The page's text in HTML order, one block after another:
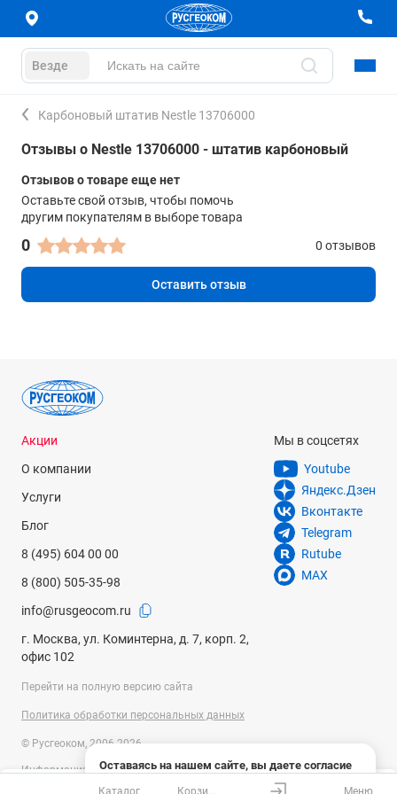
Везде
Карбоновый штатив Nestle 13706000
Отзывы о Nestle 13706000 - штатив карбоновый
Отзывов о товаре еще нет
Оставьте свой отзыв, чтобы помочь
другим покупателям в выборе товара
0 0 отзывов
Оставить отзыв
Оставаясь на нашем сайте, вы даете согласие
на использование файлов cookies и сбор данных
Акции
О компании
Услуги
Блог
8 (495) 604 00 00
8 (800) 505-35-98
info@rusgeocom.ru
г. Москва, ул. Коминтерна, д. 7, корп. 2,
офис 102
Мы в соцсетях
Youtube
Яндекс.Дзен
Вконтакте
Telegram
Rutube
MAX
Перейти на полную версию сайта
Политика обработки персональных данных
© Русгеоком, 2006-2026
Информация на сайте носит справочный характер и не является
публичной офертой, определяемой положениями Статьи 437
Каталог Меню